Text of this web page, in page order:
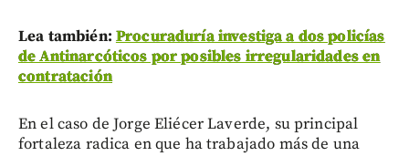
Lea también: Procuraduría investiga a dos policías
de Antinarcóticos por posibles irregularidades en
contratación
En el caso de Jorge Eliécer Laverde, su principal
fortaleza radica en que ha trabajado más de una